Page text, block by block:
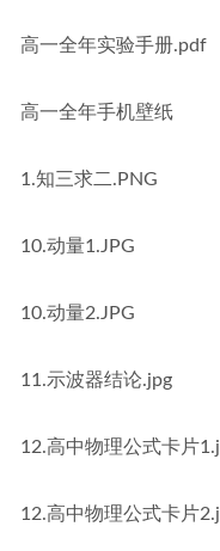
高一全年实验手册.pdf
高一全年手机壁纸
1.知三求二.PNG
10.动量1.JPG
10.动量2.JPG
11.示波器结论.jpg
12.高中物理公式卡片
12.高中物理公式卡片